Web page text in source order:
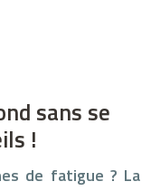
sans se
!
de fatigue ? La